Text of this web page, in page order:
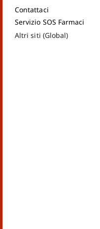
Contattaci
Servizio SOS Farmaci
Altri siti (Global)